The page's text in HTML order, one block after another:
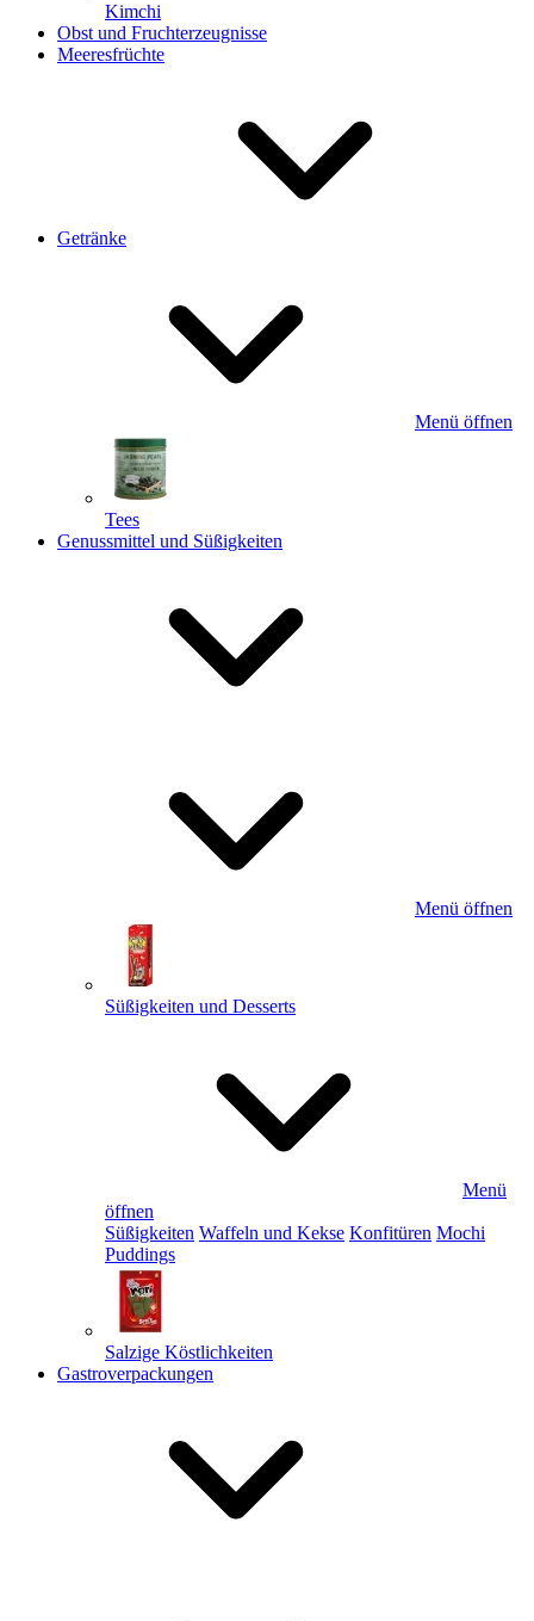
Kimchi
Obst und Fruchterzeugnisse
Meeresfrüchte
Getränke
Menü öffnen
Tees
Genussmittel und Süßigkeiten
Menü öffnen
Süßigkeiten und Desserts
Menü
öffnen
Süßigkeiten Waffeln und Kekse Konfitüren Mochi
Puddings
Salzige Köstlichkeiten
Gastroverpackungen